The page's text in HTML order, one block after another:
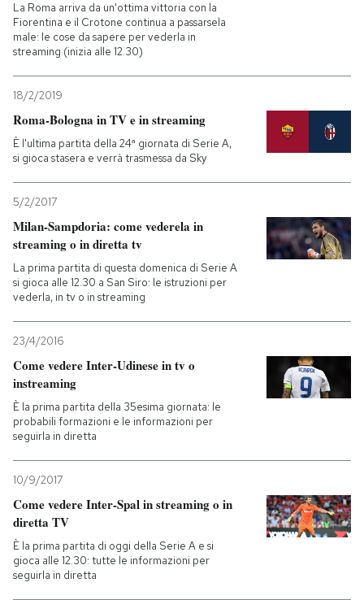
La Roma arriva da un'ottima vittoria con la
Fiorentina e il Crotone continua a passarsela
male: le cose da sapere per vederla in
streaming (inizia alle 12.30)
18/2/2019
Roma-Bologna in TV e in streaming
È l'ultima partita della 24ª giornata di Serie A,
si gioca stasera e verrà trasmessa da Sky
5/2/2017
Milan-Sampdoria: come vederela in
streaming o in diretta tv
La prima partita di questa domenica di Serie A
si gioca alle 12.30 a San Siro: le istruzioni per
vederla, in tv o in streaming
23/4/2016
Come vedere Inter-Udinese in tv o
instreaming
È la prima partita della 35esima giornata: le
probabili formazioni e le informazioni per
seguirla in diretta
10/9/2017
Come vedere Inter-Spal in streaming o in
diretta TV
È la prima partita di oggi della Serie A e si
gioca alle 12.30: tutte le informazioni per
seguirla in diretta